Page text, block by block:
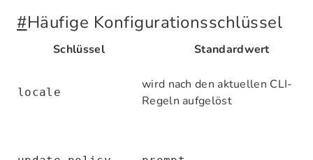
#Häufige Konfigurationsschlüssel
Schlüssel Standardwert
locale
wird nach den aktuellen CLI-
Regeln aufgelöst